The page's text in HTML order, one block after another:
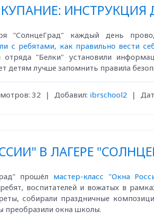
ИНСТРУКЦИЯ
"СолнцеГрад" каждый день
с ребятами, как правильно вести
отряда "Белки" установили
лучше запомнить правила
32 | Добавил: ibrschool2 |
В ЛАГЕРЕ
прошёл мастер-класс "Окна
воспитателей и вожатых в
собирали праздничные
преобразили окна школы.